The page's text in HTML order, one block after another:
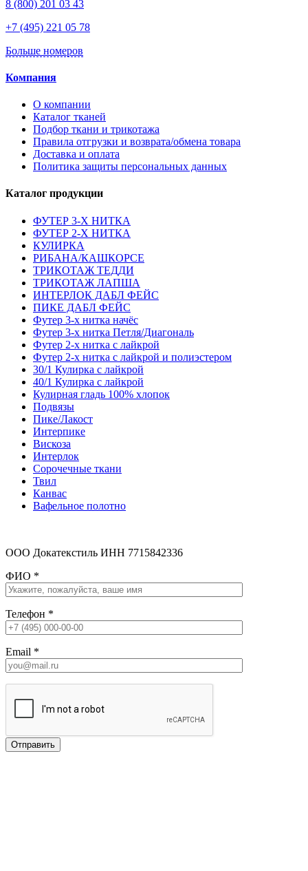
8 (800) 201 03 43
+7 (495) 221 05 78
Больше номеров
Компания
О компании
Каталог тканей
Подбор ткани и трикотажа
Правила отгрузки и возврата/обмена товара
Доставка и оплата
Политика защиты персональных данных
Каталог продукции
ФУТЕР 3-Х НИТКА
ФУТЕР 2-Х НИТКА
КУЛИРКА
РИБАНА/КАШКОРСЕ
ТРИКОТАЖ ТЕДДИ
ТРИКОТАЖ ЛАПША
ИНТЕРЛОК ДАБЛ ФЕЙС
ПИКЕ ДАБЛ ФЕЙС
Футер 3-х нитка начёс
Футер 3-х нитка Петля/Диагональ
Футер 2-х нитка с лайкрой
Футер 2-х нитка с лайкрой и полиэстером
30/1 Кулирка с лайкрой
40/1 Кулирка с лайкрой
Кулирная гладь 100% хлопок
Подвязы
Пике/Лакост
Интерпике
Вискоза
Интерлок
Сорочечные ткани
Твил
Канвас
Вафельное полотно
ООО Докатекстиль ИНН 7715842336
ФИО *
Телефон *
Email *